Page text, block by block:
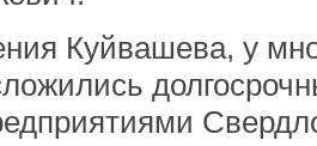
Куйвашева, у